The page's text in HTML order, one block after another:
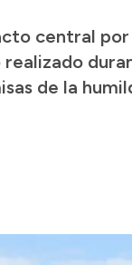
central
de la